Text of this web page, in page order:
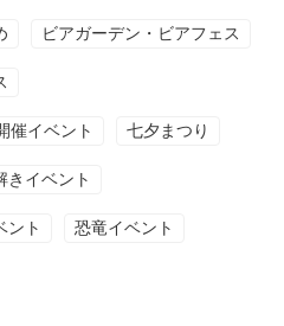
ビアガーデン・ビアフェス
催イベント 七夕まつり
きイベント
ント 恐竜イベント